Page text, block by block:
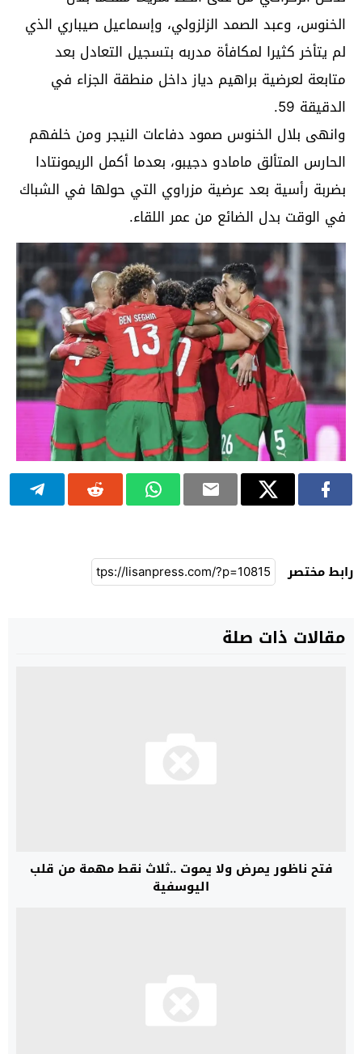
الخنوس، وعبد الصمد الزلزولي، وإسماعيل صيباري الذي
لم يتأخر كثيرا لمكافأة مدربه بتسجيل التعادل بعد
متابعة لعرضية براهيم دياز داخل منطقة الجزاء في
الدقيقة 59.
وانهى بلال الخنوس صمود دفاعات النيجر ومن خلفهم
الحارس المتألق مامادو دجيبو، بعدما أكمل الريمونتادا
بضربة رأسية بعد عرضية مزراوي التي حولها في الشباك
في الوقت بدل الضائع من عمر اللقاء.
رابط مختصر
مقالات ذات صلة
فتح ناظور يمرض ولا يموت ..ثلاث نقط مهمة من قلب
اليوسفية